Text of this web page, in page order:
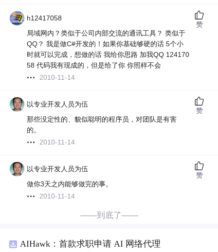
h12417058
局域网内？类似于公司内部交流的通讯工具？ 类似于
QQ？ 我是做C#开发的！如果你基础够硬的话 5个小
时就可以完成，想做的话 我给你思路 加我QQ 124170
58 代码我有现成的，但是给了你 你照样不会
2010-11-14
赞
以专业开发人员为伍
那些没定性的、貌似聪明的程序员，对团队是有害
的。
2010-11-14
赞
以专业开发人员为伍
做你3天之内能够做完的事。
2010-11-14
赞
——到底了——
AIHawk：首款求职申请 AI 网络代理